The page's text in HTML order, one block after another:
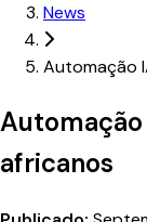
News
Automação
africanos